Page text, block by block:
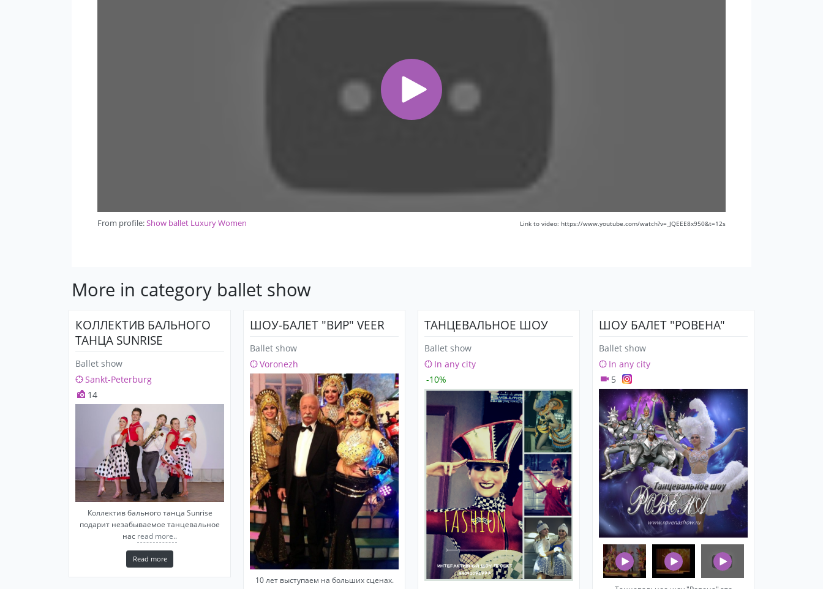
From profile:Show ballet Luxury Women Link to video: https://www.youtube.com/watch?v=_JQEEE8x950&t=12s
More in category ballet show
КОЛЛЕКТИВ БАЛЬНОГО
ТАНЦА SUNRISE
Ballet show
Sankt-Peterburg
14
Коллектив бального танца Sunrise
подарит незабываемое танцевальное
нас read more..
Read more
ШОУ-БАЛЕТ "ВИР" VEER
Ballet show
Voronezh
10 лет выступаем на больших сценах.
ТАНЦЕВАЛЬНОЕ ШОУ
Ballet show
In any city
-10%
ШОУ БАЛЕТ "РОВЕНА"
Ballet show
In any city
5